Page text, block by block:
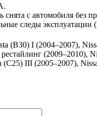
с автомобиля без
следы
(B30) I (2004–2007),
(2009–2010),
(C25) III (2005–2007),